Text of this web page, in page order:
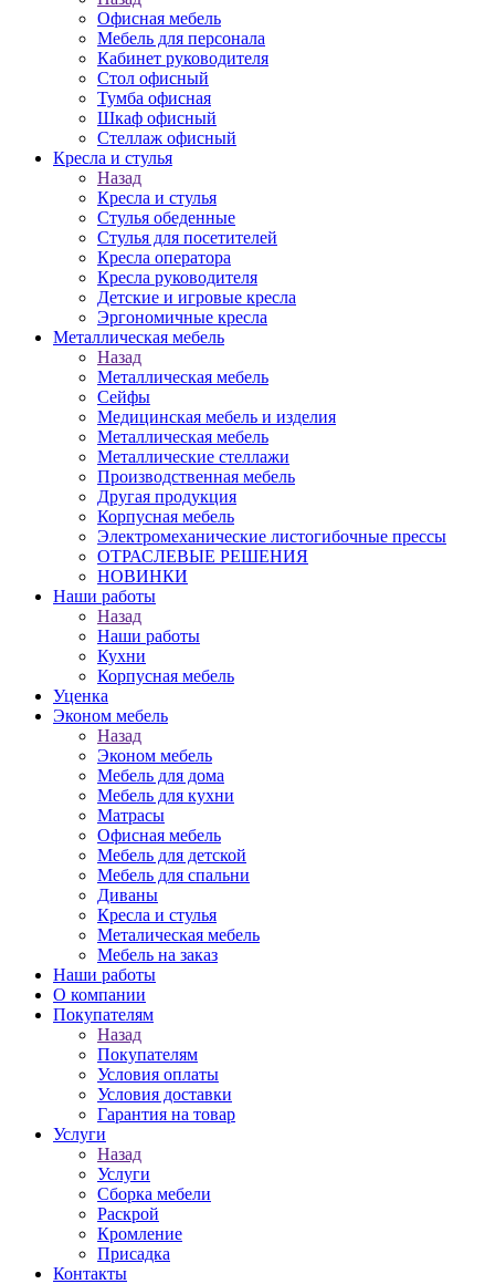
Офисная мебель
Мебель для персонала
Кабинет руководителя
Стол офисный
Тумба офисная
Шкаф офисный
Стеллаж офисный
Кресла и стулья
Назад
Кресла и стулья
Стулья обеденные
Стулья для посетителей
Кресла оператора
Кресла руководителя
Детские и игровые кресла
Эргономичные кресла
Металлическая мебель
Назад
Металлическая мебель
Сейфы
Медицинская мебель и изделия
Металлическая мебель
Металлические стеллажи
Производственная мебель
Другая продукция
Корпусная мебель
Электромеханические листогибочные прессы
ОТРАСЛЕВЫЕ РЕШЕНИЯ
НОВИНКИ
Наши работы
Назад
Наши работы
Кухни
Корпусная мебель
Уценка
Эконом мебель
Назад
Эконом мебель
Мебель для дома
Мебель для кухни
Матрасы
Офисная мебель
Мебель для детской
Мебель для спальни
Диваны
Кресла и стулья
Металическая мебель
Мебель на заказ
Наши работы
О компании
Покупателям
Назад
Покупателям
Условия оплаты
Условия доставки
Гарантия на товар
Услуги
Назад
Услуги
Сборка мебели
Раскрой
Кромление
Присадка
Контакты